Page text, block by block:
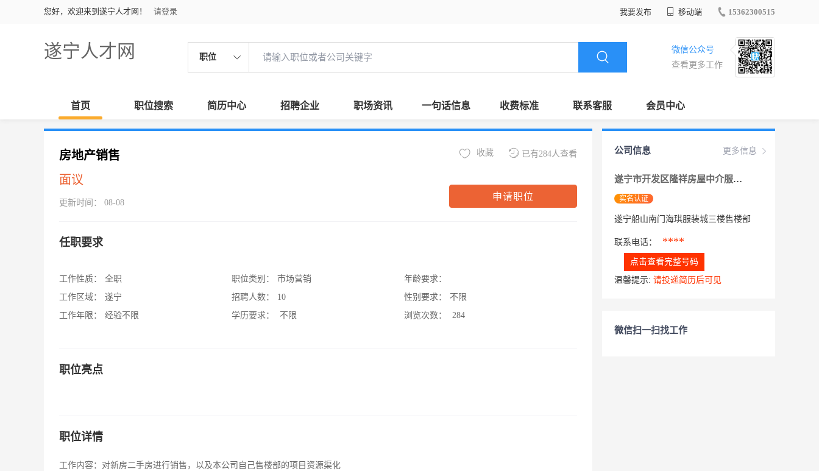
您好，欢迎来到遂宁人才网！ 请登录 我要发布 移动端 15362300515
遂宁人才网 职位
微信公众号
查看更多工作
首页 职位搜索 简历中心 招聘企业 职场资讯 一句话信息 收费标准 联系客服 会员中心
房地产销售
面议
更新时间： 08-08
已有284人查看
收藏
申请职位
任职要求
工作性质：
全职
工作区域：
遂宁
工作年限：
经验不限
职位类别：
市场营销
招聘人数：
10
学历要求：
不限
年龄要求：
性别要求：
不限
浏览次数：
284
职位亮点
职位详情
工作内容：对新房二手房进行销售，以及本公司自己售楼部的项目资源渠化
更多信息
公司信息
遂宁市开发区隆祥房屋中介服务部
实名认证
遂宁船山南门海琪服装城三楼售楼部
联系电话： ****
点击查看完整号码
温馨提示: 请投递简历后可见
微信扫一扫找工作